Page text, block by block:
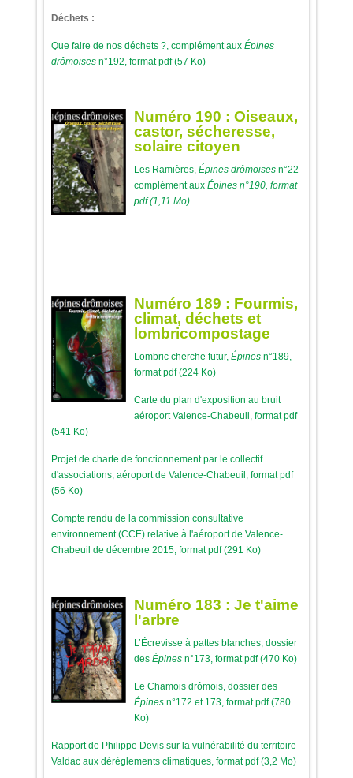
Déchets :
Que faire de nos déchets ?, complément aux Épines
drômoisesn°192, format pdf (57 Ko)
Numéro 190 : Oiseaux,
castor, sécheresse,
solaire citoyen
Les Ramières, Épines drômoisesn°22
complément aux Épinesn°190, format
pdf (1,11 Mo)
Numéro 189 : Fourmis,
climat, déchets et
lombricompostage
Lombric cherche futur, Épinesn°189,
format pdf (224 Ko)
Carte du plan d'exposition au bruit
aéroport Valence-Chabeuil, format pdf
(541 Ko)
Projet de charte de fonctionnement par le collectif
d'associations, aéroport de Valence-Chabeuil, format pdf
(56 Ko)
Compte rendu de la commission consultative
environnement (CCE) relative à l'aéroport de Valence-
Chabeuil de décembre 2015, format pdf (291 Ko)
Numéro 183 : Je t'aime
l'arbre
L’Écrevisse à pattes blanches, dossier
des Épinesn°173, format pdf (470 Ko)
Le Chamois drômois, dossier des
Épinesn°172 et 173, format pdf (780
Ko)
Rapport de Philippe Devis sur la vulnérabilité du territoire
Valdac aux dérèglements climatiques, format pdf (3,2 Mo)